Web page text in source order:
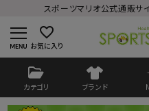
スポーツマリオ公式通販
favorite_border
お気に入り
カテゴリ ブランド